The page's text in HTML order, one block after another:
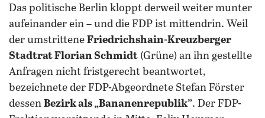
Das politische Berlin kloppt derweil weiter munter
aufeinander ein – und die FDP ist mittendrin. Weil
der umstrittene Friedrichshain-Kreuzberger
Stadtrat Florian Schmidt (Grüne) an ihn gestellte
Anfragen nicht fristgerecht beantwortet,
bezeichnete der FDP-Abgeordnete Stefan Förster
dessen Bezirk als „Bananenrepublik”. Der FDP-